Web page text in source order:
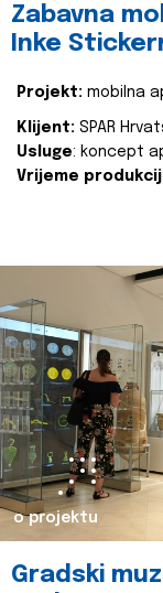
Zabavna
Inke
Projekt: mobilna
Klijent: SPAR
Usluge: koncept
Vrijeme
o projektu
Gradski